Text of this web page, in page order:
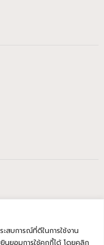
ะสบการณ์ที่ดีในการใช้งาน
นยอมการใช้คุกกี้ได้ โดยคลิก